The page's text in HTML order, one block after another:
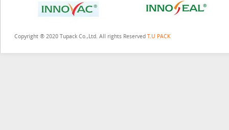
Copyright ® 2020 Tupack Co.,Ltd. All rights Reserved T.U PACK